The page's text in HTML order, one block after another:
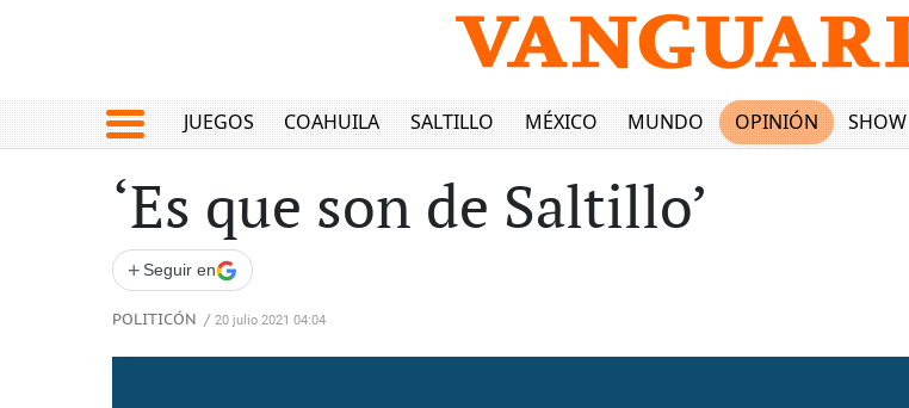
JUEGOS COAHUILA SALTILLO MÉXICO MUNDO OPINIÓN SHOW
‘Es que son de Saltillo’
+ Seguir en
POLITICÓN / 20 julio 2021 04:04